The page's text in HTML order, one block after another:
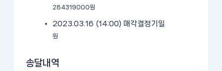
284319000원
2023.03.16 (14:00) 매각결정기일
원
송달내역